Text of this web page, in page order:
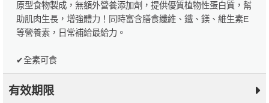
原型食物製成，無額外營養添加劑，提供優質植物性蛋白質，幫
助肌肉生長，增強體力！同時富含膳食纖維、鐵、鎂、維生素E
等營養素，日常補給最給力。
✔全素可食
有效期限